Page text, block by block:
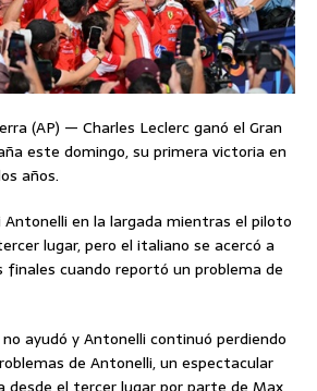
(AP) — Charles Leclerc ganó el Gran
este domingo, su primera victoria en
años.
Antonelli en la largada mientras el piloto
lugar, pero el italiano se acercó a
finales cuando reportó un problema de
ayudó y Antonelli continuó perdiendo
de Antonelli, un espectacular
desde el tercer lugar por parte de Max